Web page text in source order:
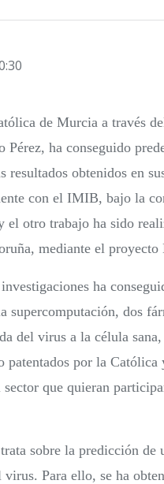
de Murcia a través
Pérez, ha conseguido
resultados obtenidos en
con el IMIB, bajo la
el otro trabajo ha sido
mediante el
ha
supercomputación, dos
del virus a la célula
patentados por la
sector que quieran
sobre la predicción
Para ello, se ha